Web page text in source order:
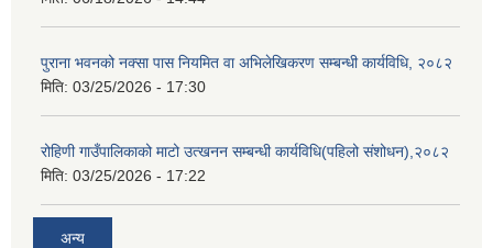
पुराना भवनको नक्सा पास नियमित वा अभिलेखिकरण सम्बन्धी कार्यविधि, २०८२
मिति: 03/25/2026 - 17:30
रोहिणी गाउँपालिकाको माटो उत्खनन सम्बन्धी कार्यविधि(पहिलो संशोधन),२०८२
मिति: 03/25/2026 - 17:22
अन्य